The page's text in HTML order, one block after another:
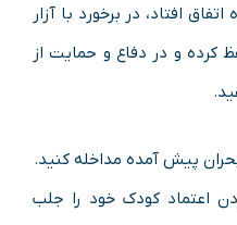
افتاد، در برخورد با آزار
کرده و در دفاع و حمایت از
پیش آمده مداخله کنید.
اعتماد کودک خود را جلب